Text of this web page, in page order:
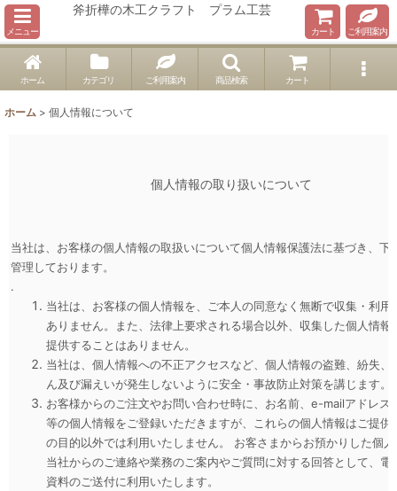
メニュー
斧折樺の木工クラフト プラム工芸
カート ご利用案内
ホーム カテゴリ ご利用案内 商品検索 カート
ホーム > 個人情報について
個人情報の取り扱いについて
当社は、お客様の個人情報の取扱いについて個人情報保護法に基づき、下
管理しております。
.
当社は、お客様の個人情報を、ご本人の同意なく無断で収集・利用
ありません。また、法律上要求される場合以外、収集した個人情報
提供することはありません。
当社は、個人情報への不正アクセスなど、個人情報の盗難、紛失、
ん及び漏えいが発生しないように安全・事故防止対策を講じます。
お客様からのご注文やお問い合わせ時に、お名前、e-mailアドレス
等の個人情報をご登録いただきますが、これらの個人情報はご提供
の目的以外では利用いたしません。 お客さまからお預かりした個
当社からのご連絡や業務のご案内やご質問に対する回答として、電
資料のご送付に利用いたします。